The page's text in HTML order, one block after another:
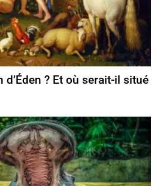
d’Éden ? Et où serait-il situé